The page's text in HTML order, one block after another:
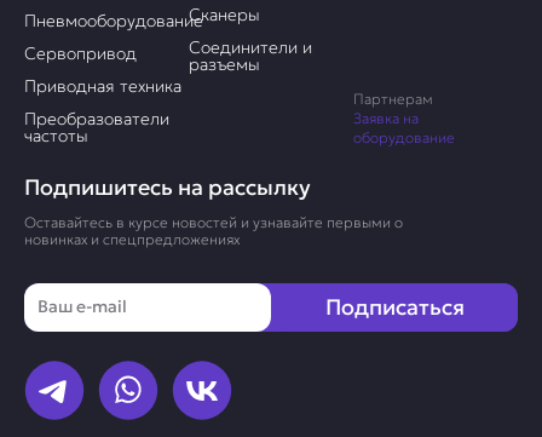
Подпишитесь на рассылку
Оставайтесь в курсе новостей и узнавайте первыми о
новинках и спецпредложениях
Email
Подписаться
Пневмооборудование
Сервопривод
Приводная техника
Преобразователи
частоты
Сканеры
Соединители и
разъемы
Партнерам
Заявка на
оборудование